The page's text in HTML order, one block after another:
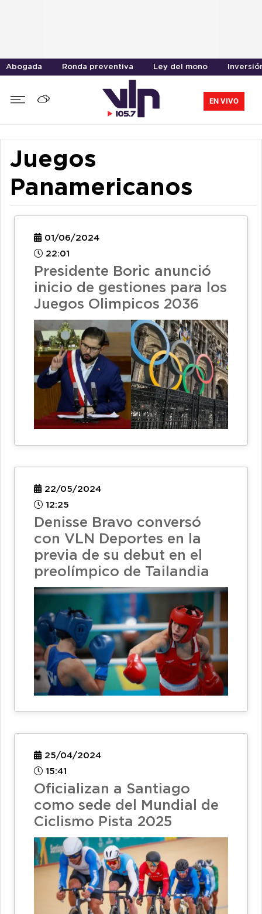
Abogada Ronda preventiva Ley del mono
EN VIVO
Juegos
Panamericanos
01/06/2024
22:01
Presidente Boric anunció
inicio de gestiones para los
Juegos Olimpicos 2036
22/05/2024
12:25
Denisse Bravo conversó
con VLN Deportes en la
previa de su debut en el
preolímpico de Tailandia
25/04/2024
15:41
Oficializan a Santiago
como sede del Mundial de
Ciclismo Pista 2025